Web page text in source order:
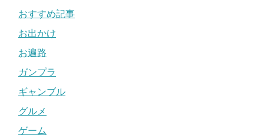
おすすめ記事
お出かけ
お遍路
ガンプラ
ギャンブル
グルメ
ゲーム